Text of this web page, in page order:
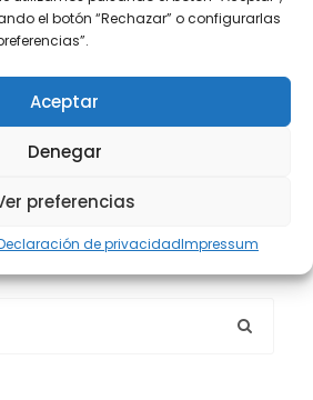
el botón “Rechazar” o configurarlas
Aceptar
Denegar
preferencias
de privacidadImpressum
(40)